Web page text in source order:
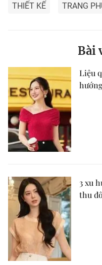
THIẾT KẾ
TRANG
Bài
Liệu
3 xu
thu